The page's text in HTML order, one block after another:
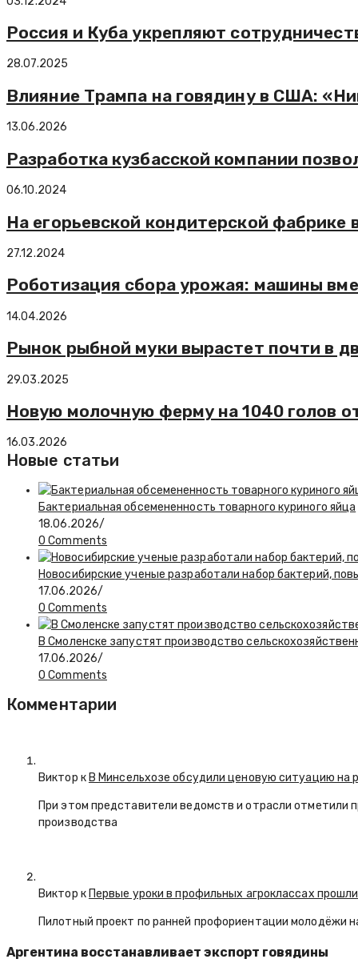
Россия и Куба укрепляют
28.07.2025
Влияние Трампа на говядину в США:
13.06.2026
Разработка кузбасской компании
06.10.2024
На егорьевской кондитерской
27.12.2024
Роботизация сбора урожая: машины
14.04.2026
Рынок рыбной муки вырастет почти в
29.03.2025
Новую молочную ферму на 1040 голов
16.03.2026
Новые статьи
Бактериальная обсемененность товарного куриного яйца
18.06.2026/
0 Comments
Новосибирские ученые разработали набор бактерий,
17.06.2026/
0 Comments
В Смоленске запустят производство
17.06.2026/
0 Comments
Комментарии
Виктор кВ Минсельхозе обсудили ценовую ситуацию на
При этом представители ведомств и отрасли отметили
производства
Виктор кПервые уроки в профильных агроклассах
Пилотный проект по ранней профориентации молодёжи
Аргентина восстанавливает экспорт говядины